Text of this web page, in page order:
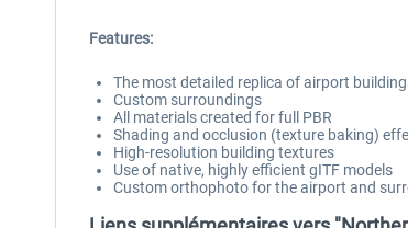
Features:
The most detailed replica of airport
Custom surroundings
All materials created for full PBR
Shading and occlusion (texture baking)
High-resolution building textures
Use of native, highly efficient gITF models
Custom orthophoto for the airport and